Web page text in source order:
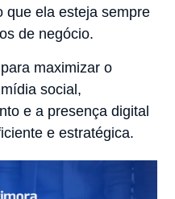
que ela esteja sempre
de negócio.
maximizar o
social,
e a presença digital
e estratégica.